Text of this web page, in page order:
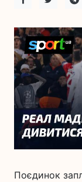
Поєдинок